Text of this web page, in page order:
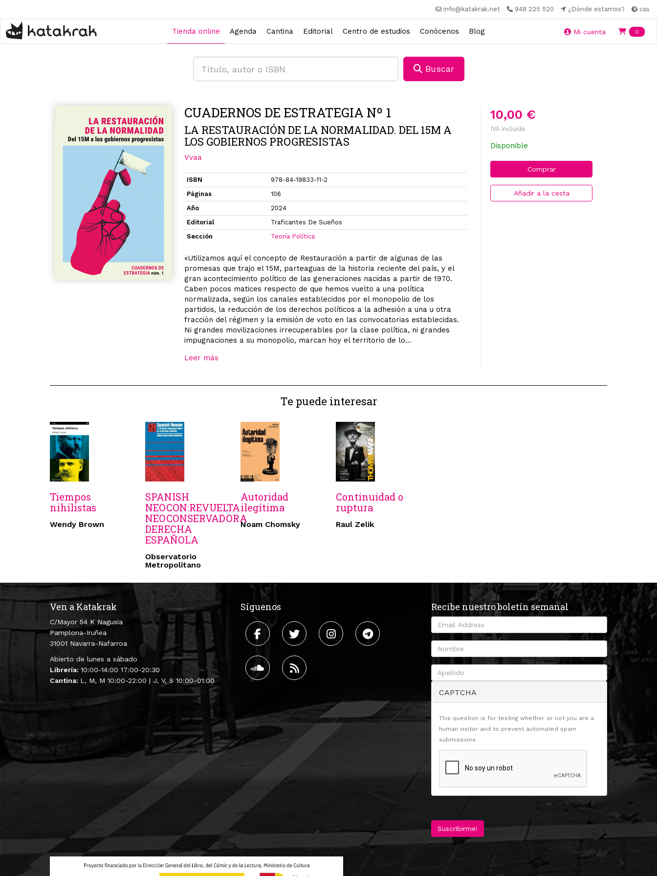
contenido
principal
info@katakrak.net 948 225 520 ¿Dónde estamos? cas
Tienda online Agenda Cantina Editorial Centro de estudios Conócenos Blog Mi cuenta 0
Buscar
10,00 €
IVA incluido
Disponible
Comprar
Añadir a la cesta
CUADERNOS DE ESTRATEGIA Nº 1
LA RESTAURACIÓN DE LA NORMALIDAD. DEL 15M A
LOS GOBIERNOS PROGRESISTAS
Vvaa
ISBN
978-84-19833-11-2
Páginas
106
Año
2024
Editorial
Traficantes De Sueños
Sección
Teoría Política
«Utilizamos aquí el concepto de Restauración a partir de algunas de las
promesas que trajo el 15M, parteaguas de la historia reciente del país, y el
gran acontecimiento político de las generaciones nacidas a partir de 1970.
Caben pocos matices respecto de que hemos vuelto a una política
normalizada, según los canales establecidos por el monopolio de los
partidos, la reducción de los derechos políticos a la adhesión a una u otra
fracción del régimen y la emisión de voto en las convocatorias establecidas.
Ni grandes movilizaciones irrecuperables por la clase política, ni grandes
impugnaciones a su monopolio, marcan hoy el territorio de lo...
Leer más
Te puede interesar
Tiempos
nihilistas
Wendy Brown
SPANISH
NEOCON:REVUELTA
NEOCONSERVADORA
DERECHA
ESPAÑOLA
Observatorio
Metropolitano
Autoridad
ilegítima
Noam Chomsky
Continuidad o
ruptura
Raul Zelik
Ven a Katakrak
C/Mayor 54 K Nagusia
Pamplona-Iruñea
31001 Navarra-Nafarroa
Abierto de lunes a sábado
Librería: 10:00-14:00 17:00-20:30
Cantina: L, M, M 10:00-22:00 | J, V, S 10:00-01:00
Síguenos Recibe nuestro boletín semanal
CAPTCHA
This question is for testing whether or not you are a
human visitor and to prevent automated spam
submissions.
Suscribirme!